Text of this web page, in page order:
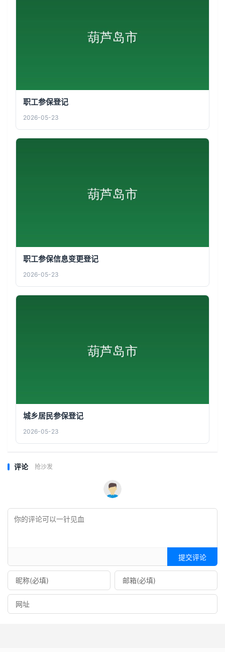
职工参保登记
2026-05-23
职工参保信息变更登记
2026-05-23
城乡居民参保登记
2026-05-23
评论 抢沙发
提交评论